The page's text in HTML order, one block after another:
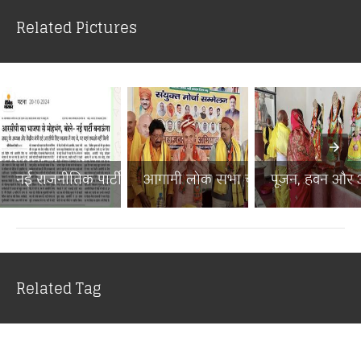
Related Pictures
नई राजनीतिक पार्टी से बिहा...आगामी लोक सभा चुनाव में ब...पूजन, हवन और
Related Tag